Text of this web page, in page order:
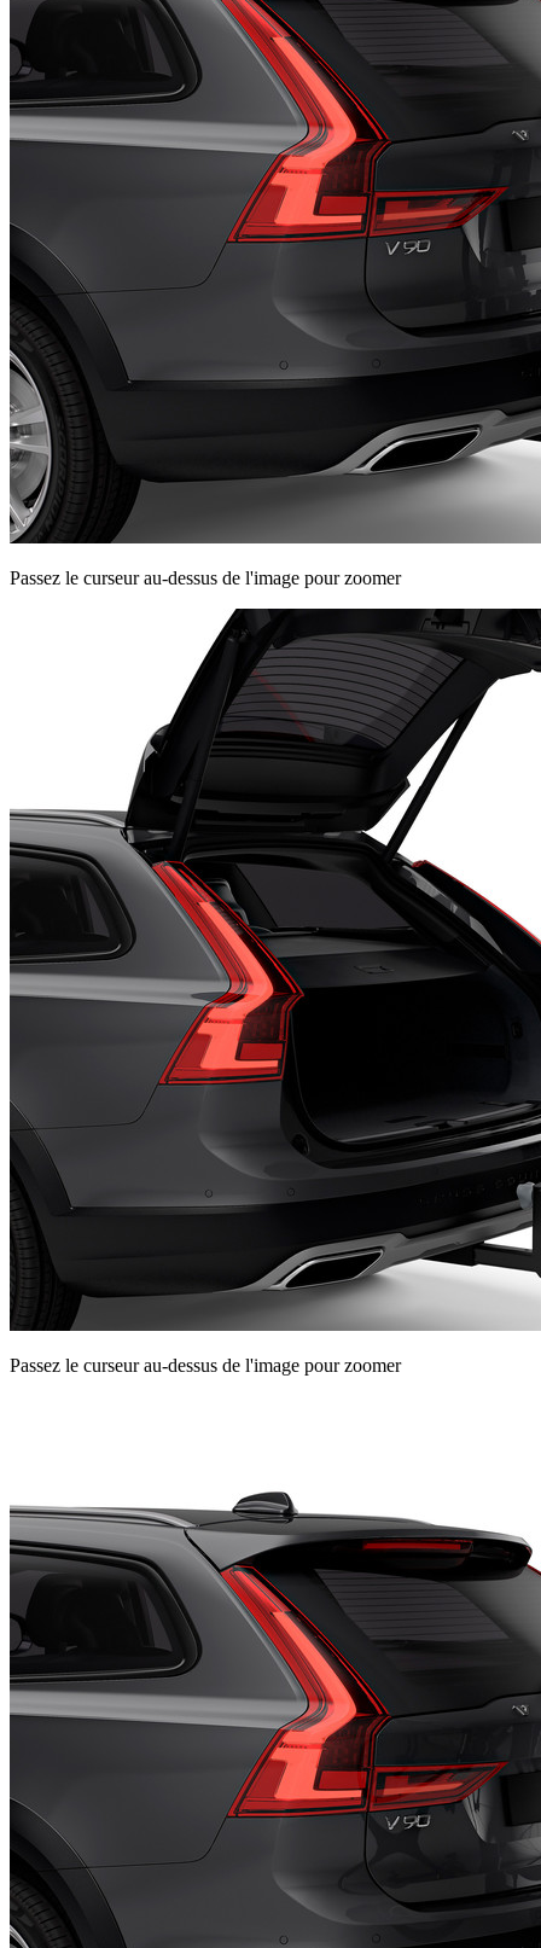
Passez le curseur au-dessus de l'image pour zoomer
Passez le curseur au-dessus de l'image pour zoomer